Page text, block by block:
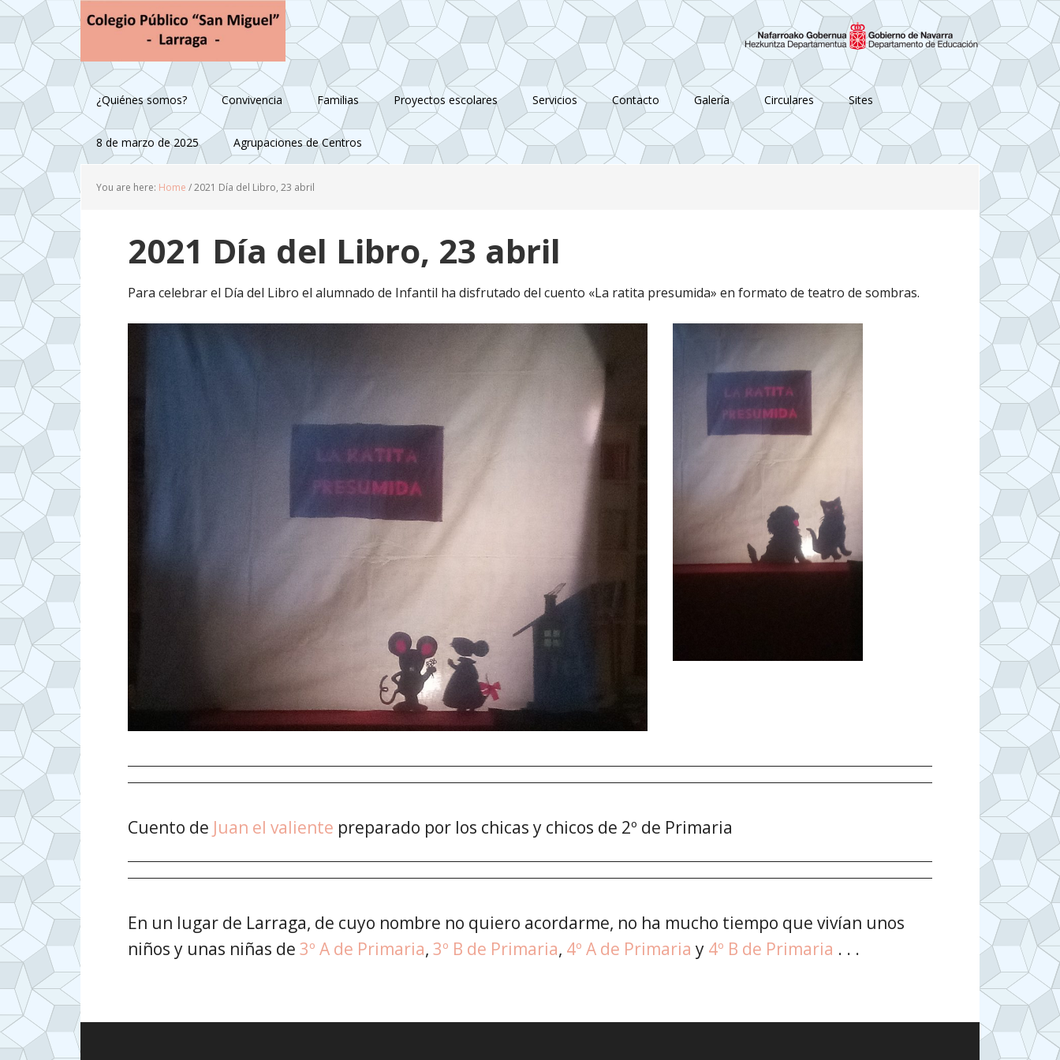
Skip
to
navigation
Skip
to
content
Skip
to
¿Quiénes somos? Convivencia Familias Proyectos escolares Servicios Contacto Galería Circulares Sites
8 de marzo de 2025 Agrupaciones de Centros
You are here: Home /2021 Día del Libro, 23 abril
2021 Día del Libro, 23 abril
Para celebrar el Día del Libro el alumnado de Infantil ha disfrutado del cuento «La ratita presumida» en formato de teatro de sombras.
Cuento de Juan el valiente preparado por los chicas y chicos de 2º de Primaria
En un lugar de Larraga, de cuyo nombre no quiero acordarme, no ha mucho tiempo que vivían unos
niños y unas niñas de 3º A de Primaria, 3º B de Primaria, 4º A de Primaria y 4º B de Primaria . . .